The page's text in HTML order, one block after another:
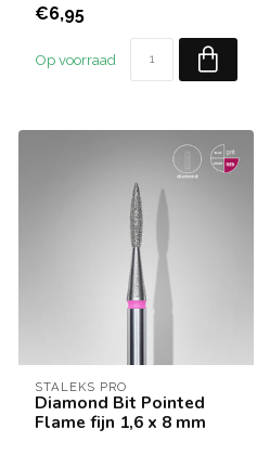
€6,95
Op voorraad
STALEKS PRO
Diamond Bit Pointed
Flame fijn 1,6 x 8 mm